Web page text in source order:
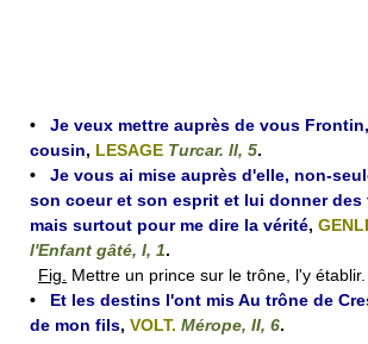
• Je veux mettre auprès de vous
cousin, LESAGE Turcar. II, 5.
• Je vous ai mise auprès d'elle, non-
son coeur et son esprit et lui donner des
mais surtout pour me dire la vérité,
l'Enfant gâté, I, 1.
Fig.
Mettre un prince sur le trône, l'y établir.
• Et les destins l'ont mis Au trône de
de mon fils, VOLT. Mérope, II, 6.